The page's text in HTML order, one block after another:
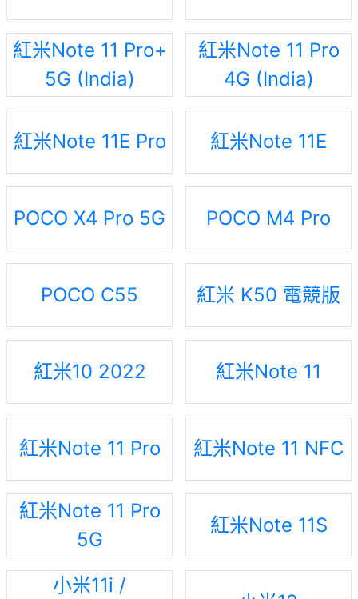
紅米Note 11 Pro+
5G (India)
紅米Note 11 Pro
4G (India)
紅米Note 11E Pro 紅米Note 11E
POCO X4 Pro 5G POCO M4 Pro
POCO C55 紅米 K50 電競版
紅米10 2022 紅米Note 11
紅米Note 11 Pro 紅米Note 11 NFC
紅米Note 11 Pro
5G
紅米Note 11S
小米11i /